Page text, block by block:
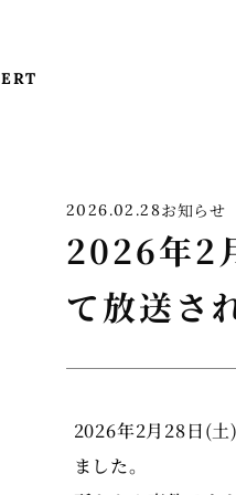
2026.02.28お知らせ
2026年2
て放送さ
2026年2月28日(
ました。